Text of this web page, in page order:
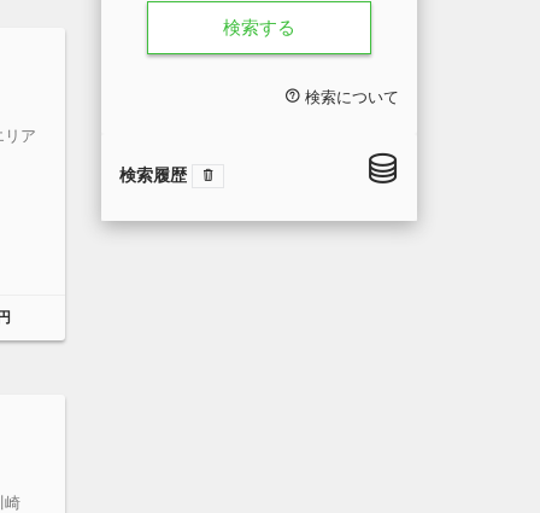
リア
崎
検索する
検索について
検索履歴